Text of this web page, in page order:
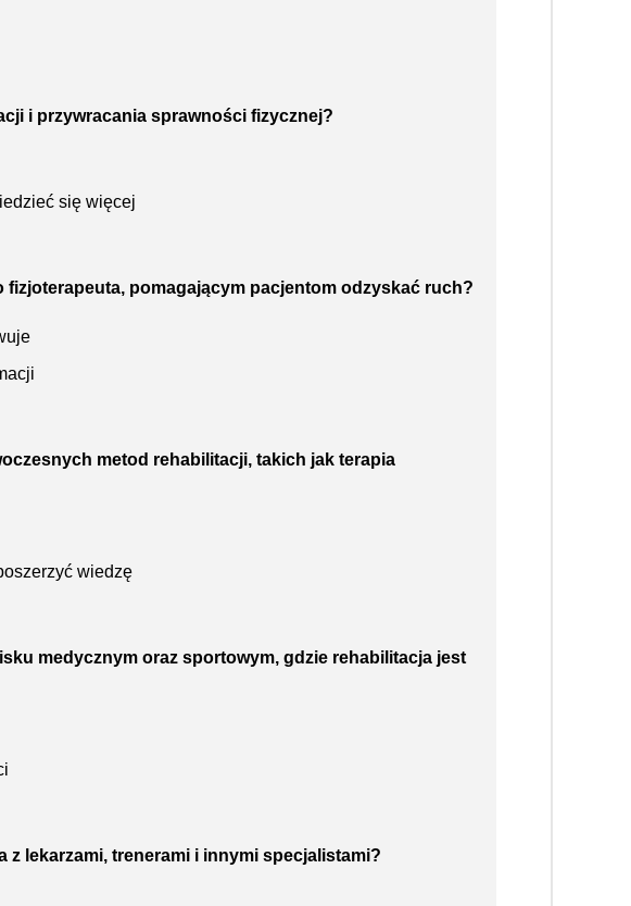
i przywracania sprawności fizycznej?
się więcej
fizjoterapeuta, pomagającym pacjentom odzyskać ruch?
metod rehabilitacji, takich jak terapia
wiedzę
medycznym oraz sportowym, gdzie rehabilitacja jest
z lekarzami, trenerami i innymi specjalistami?